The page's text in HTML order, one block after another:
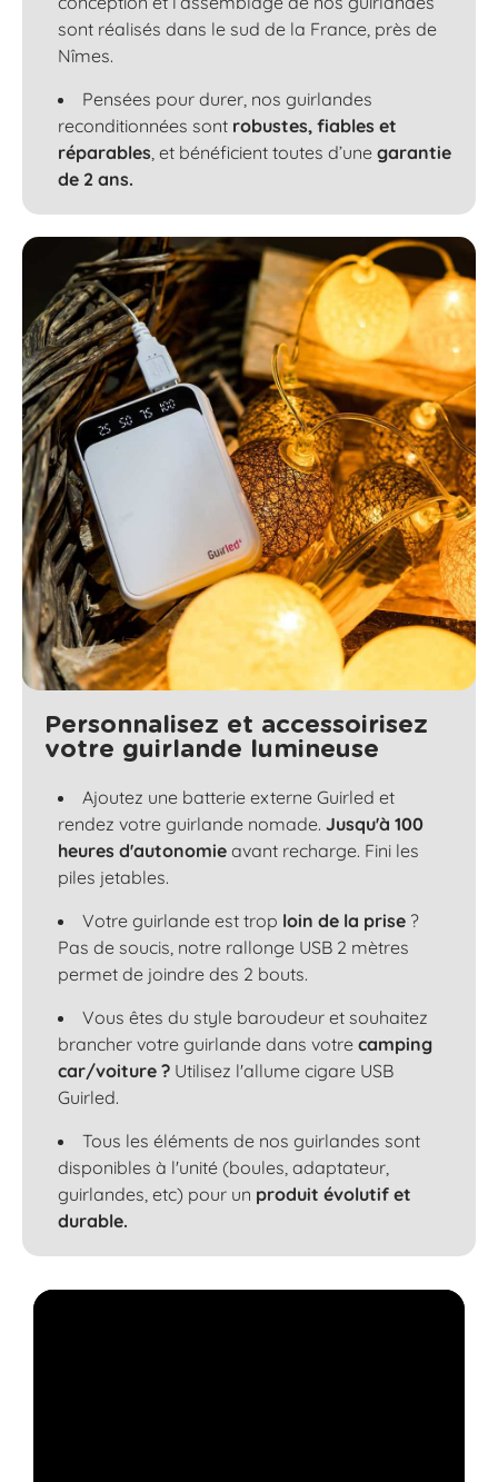
sont réalisés dans le sud de la France, près de
Nîmes.
Pensées pour durer, nos guirlandes
reconditionnées sont robustes, fiables et
réparables, et bénéficient toutes d’une garantie
de 2 ans.
Personnalisez et accessoirisez
votre guirlande lumineuse
Ajoutez une batterie externe Guirled et
rendez votre guirlande nomade. Jusqu'à 100
heures d'autonomie avant recharge. Fini les
piles jetables.
Votre guirlande est trop loin de la prise ?
Pas de soucis, notre rallonge USB 2 mètres
permet de joindre des 2 bouts.
Vous êtes du style baroudeur et souhaitez
brancher votre guirlande dans votre camping
car/voiture ? Utilisez l'allume cigare USB
Guirled.
Tous les éléments de nos guirlandes sont
disponibles à l'unité (boules, adaptateur,
guirlandes, etc) pour un produit évolutif et
durable.